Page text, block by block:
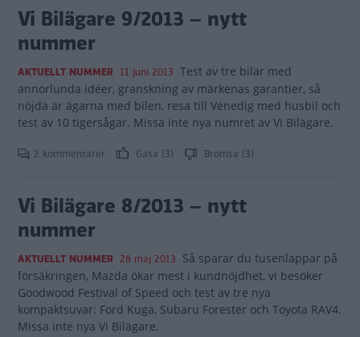
Vi Bilägare 9/2013 – nytt
nummer
AKTUELLT NUMMER 11 juni 2013 Test av tre bilar med
annorlunda idéer, granskning av märkenas garantier, så
nöjda är ägarna med bilen, resa till Venedig med husbil och
test av 10 tigersågar. Missa inte nya numret av Vi Bilägare.
2 kommentarer Gasa (3) Bromsa (3)
Vi Bilägare 8/2013 – nytt
nummer
AKTUELLT NUMMER 28 maj 2013 Så sparar du tusenlappar på
försäkringen, Mazda ökar mest i kundnöjdhet, vi besöker
Goodwood Festival of Speed och test av tre nya
kompaktsuvar: Ford Kuga, Subaru Forester och Toyota RAV4.
Missa inte nya Vi Bilägare.